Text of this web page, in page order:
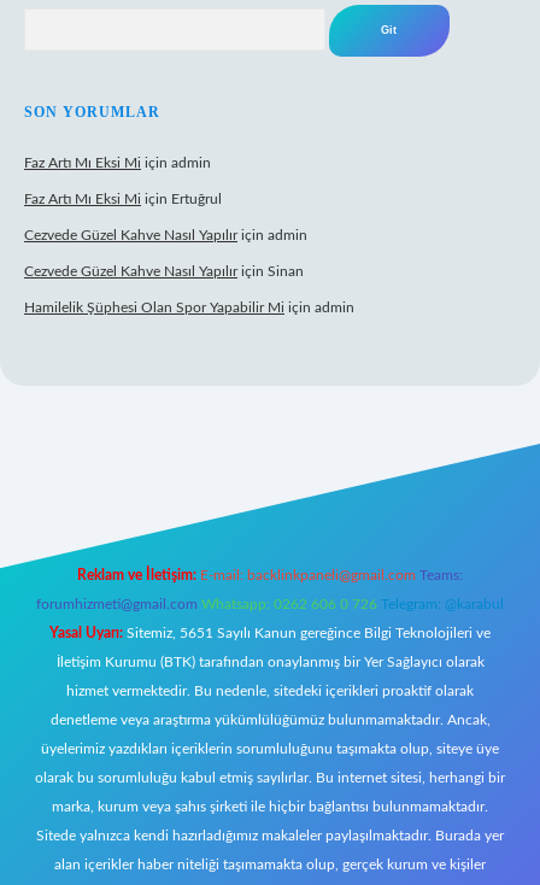
SON YORUMLAR
Faz Artı Mı Eksi Mi için admin
Faz Artı Mı Eksi Mi için Ertuğrul
Cezvede Güzel Kahve Nasıl Yapılıriçin admin
Cezvede Güzel Kahve Nasıl Yapılıriçin Sinan
Hamilelik Şüphesi Olan Spor Yapabilir Mi için admin
betexper.xyz
Reklam ve İletişim: E-mail: backlinkpaneli@gmail.com Teams:
forumhizmeti@gmail.com Whatsapp: 0262 606 0 726 Telegram: @karabul
Yasal Uyarı: Sitemiz, 5651 Sayılı Kanun gereğince Bilgi Teknolojileri ve
İletişim Kurumu (BTK) tarafından onaylanmış bir Yer Sağlayıcı olarak
hizmet vermektedir. Bu nedenle, sitedeki içerikleri proaktif olarak
denetleme veya araştırma yükümlülüğümüz bulunmamaktadır. Ancak,
üyelerimiz yazdıkları içeriklerin sorumluluğunu taşımakta olup, siteye üye
olarak bu sorumluluğu kabul etmiş sayılırlar. Bu internet sitesi, herhangi bir
marka, kurum veya şahıs şirketi ile hiçbir bağlantısı bulunmamaktadır.
Sitede yalnızca kendi hazırladığımız makaleler paylaşılmaktadır. Burada yer
alan içerikler haber niteliği taşımamakta olup, gerçek kurum ve kişiler